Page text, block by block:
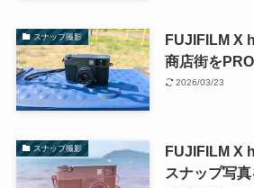
スナップ撮影
FUJIFILM X
商店街を
2026/03/23
スナップ撮影
FUJIFILM X
スナップ写